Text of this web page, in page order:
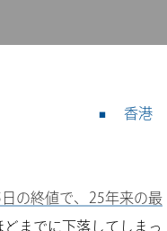
香港
の終値で、25年来の最
どまでに下落してしまっ